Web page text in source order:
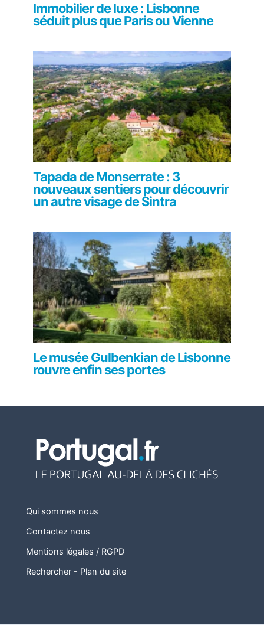
Immobilier de luxe : Lisbonne
séduit plus que Paris ou Vienne
Tapada de Monserrate : 3
nouveaux sentiers pour découvrir
un autre visage de Sintra
Le musée Gulbenkian de Lisbonne
rouvre enfin ses portes
Qui sommes nous
Contactez nous
Mentions légales / RGPD
Rechercher- Plan du site